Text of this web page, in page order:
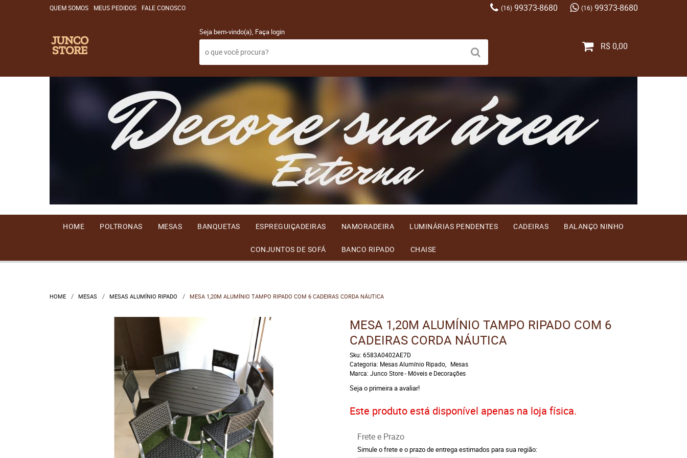
QUEM SOMOS MEUS PEDIDOS FALE CONOSCO (16)99373-8680 (16)99373-8680
Seja bem-vindo(a), Faça login
R$ 0,00
HOME POLTRONAS MESAS BANQUETAS ESPREGUIÇADEIRAS NAMORADEIRA LUMINÁRIAS PENDENTES CADEIRAS BALANÇO NINHO
CONJUNTOS DE SOFÁ BANCO RIPADO CHAISE
HOME MESAS MESAS ALUMÍNIO RIPADO MESA 1,20M ALUMÍNIO TAMPO RIPADO COM 6 CADEIRAS CORDA NÁUTICA
MESA 1,20M ALUMÍNIO TAMPO RIPADO COM 6
CADEIRAS CORDA NÁUTICA
Sku: 6583A0402AE7D
Categoria: Mesas Alumínio Ripado
Mesas
Marca: Junco Store - Móveis e Decorações
Seja o primeira a avaliar!
Este produto está disponível apenas na loja física.
Frete e Prazo
Simule o frete e o prazo de entrega estimados para sua região: